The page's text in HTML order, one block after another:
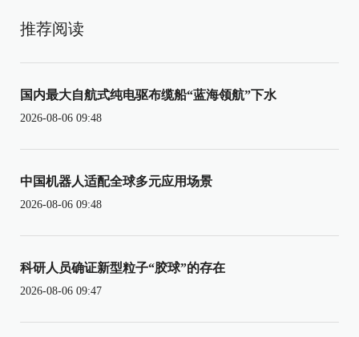
推荐阅读
国内最大自航式纯电驱布缆船“蓝海领航”下水
2026-08-06 09:48
中国机器人适配全球多元应用场景
2026-08-06 09:48
科研人员确证新型粒子“胶球”的存在
2026-08-06 09:47